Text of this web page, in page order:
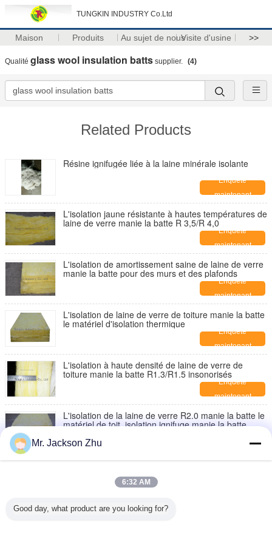
TUNGKIN INDUSTRY Co.Ltd
Maison Produits Au sujet de nousVisite d'usine >>
Qualité glass wool insulation batts supplier. (4)
Related Products
Résine ignifugée liée à la laine minérale isolante
Enquête
maintenant
L'isolation jaune résistante à hautes températures de
laine de verre manie la batte R 3,5/R 4,0
Enquête
maintenant
L'isolation de amortissement saine de laine de verre
manie la batte pour des murs et des plafonds
Enquête
maintenant
L'isolation de laine de verre de toiture manie la batte
le matériel d'isolation thermique
Enquête
maintenant
L'isolation à haute densité de laine de verre de
toiture manie la batte R1.3/R1.5 insonorisés
Enquête
maintenant
L'isolation de la laine de verre R2.0 manie la batte le
matériel de toit, isolation ignifuge manie la batte
maintenant
manie la batte, des panneaux d'isolation de mur
Tuiles de plafond de laine de verre d'isolation
Mr. Jackson Zhu
6:32 AM
Good day, what product are you looking for?